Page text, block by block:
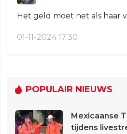
Het geld moet net als haar
01-11-2024 17:30
POPULAIR NIEUWS
Mexicaanse
tijdens